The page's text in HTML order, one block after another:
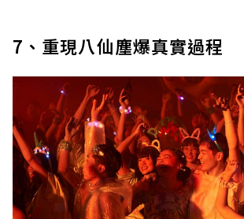
7、重現八仙塵爆真實過程